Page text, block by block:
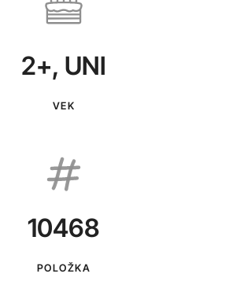
2+, UNI
VEK
10468
POLOŽKA